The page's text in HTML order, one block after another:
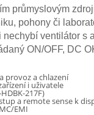
průmyslovým
pohony či
ventilátor
ON/OFF, DC
provoz a chlazení
i uživatele
217F)
a remote sense k
EMI